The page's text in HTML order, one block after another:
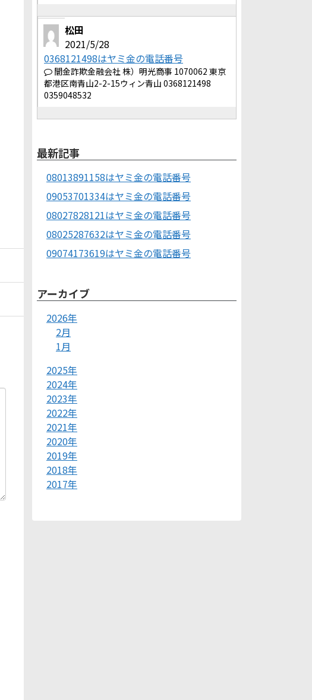
松田
2021/5/28
0368121498はヤミ金の電話番号
闇金詐欺金融会社 株）明光商事 1070062 東京
都港区南青山2-2-15ウィン青山 0368121498
0359048532
最新記事
08013891158はヤミ金の電話番号
09053701334はヤミ金の電話番号
08027828121はヤミ金の電話番号
08025287632はヤミ金の電話番号
09074173619はヤミ金の電話番号
アーカイブ
2026年
2月
1月
2025年
2024年
2023年
2022年
2021年
2020年
2019年
2018年
2017年